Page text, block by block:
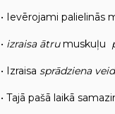
• Ievērojami palielinās
• izraisa ātrumuskuļu
• Izraisa sprādziena
• Tajā pašā laikā